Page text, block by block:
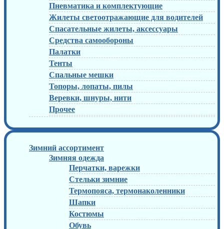
Пневматика и комплектующие
Жилеты светоотражающие для водителей
Спасательные жилеты, аксессуары
Средства самообороны
Палатки
Тенты
Спальные мешки
Топоры, лопаты, пилы
Веревки, шнуры, нити
Прочее
Зимний ассортимент
Зимняя одежда
Перчатки, варежки
Стельки зимние
Термопояса, термонаколенники
Шапки
Костюмы
Обувь